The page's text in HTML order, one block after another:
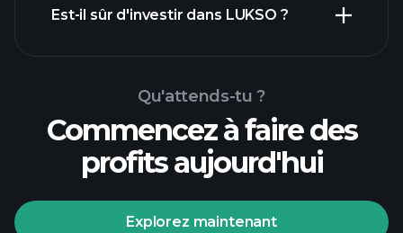
courtier
tournois Playtrade
analyses quotidiennes du marché
alimentées par l'IA
portefeuilles de milliardaires
Est-il sûr d'investir dans LUKSO ?
tournois Playtrade
Qu'attends-tu ?
Commencez à faire des
profits aujourd'hui
Explorez maintenant